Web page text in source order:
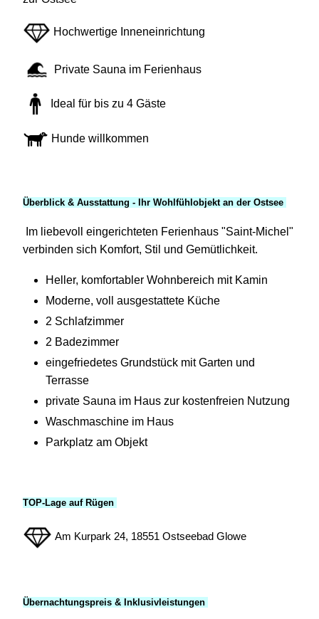
Hochwertige Inneneinrichtung
Private Sauna im Ferienhaus
Ideal für bis zu 4 Gäste
Hunde willkommen
Überblick & Ausstattung - Ihr Wohlfühlobjekt an der Ostsee
Im liebevoll eingerichteten Ferienhaus "Saint-Michel"
verbinden sich Komfort, Stil und Gemütlichkeit.
Heller, komfortabler Wohnbereich mit Kamin
Moderne, voll ausgestattete Küche
2 Schlafzimmer
2 Badezimmer
eingefriedetes Grundstück mit Garten und
Terrasse
private Sauna im Haus zur kostenfreien Nutzung
Waschmaschine im Haus
Parkplatz am Objekt
TOP-Lage auf Rügen
Am Kurpark 24, 18551 Ostseebad Glowe
Übernachtungspreis & Inklusivleistungen